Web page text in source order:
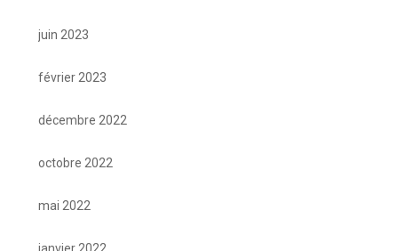
juin 2023
février 2023
décembre 2022
octobre 2022
mai 2022
janvier 2022